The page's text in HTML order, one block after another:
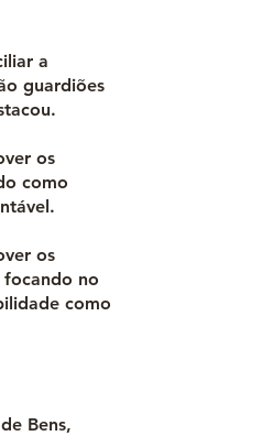
a
guardiões
os
como
os
no
como
Bens,